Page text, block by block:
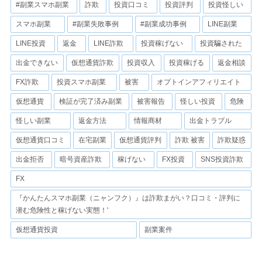
#副業スマホ副業 詐欺 投資口コミ 投資評判 投資怪しい
スマホ副業 #副業失敗事例 #副業成功事例 LINE副業
LINE投資 返金 LINE詐欺 投資稼げない 投資騙された
出金できない 仮想通貨詐欺 投資収入 投資稼げる 返金相談
FX詐欺 投資スマホ副業 被害 オプトインアフィリエイト
仮想通貨 検証が完了済み副業 被害報告 怪しい投資 危険
怪しい副業 返金方法 情報商材 出金トラブル
仮想通貨口コミ 在宅副業 仮想通貨評判 詐欺 被害 詐欺疑惑
出金拒否 暗号資産詐欺 稼げない FX投資 SNS投資詐欺
FX
『かんたんスマホ副業（ニャンフク）』は詐欺まがい？口コミ・評判に
潜む危険性と稼げない実態！'
仮想通貨投資 副業案件